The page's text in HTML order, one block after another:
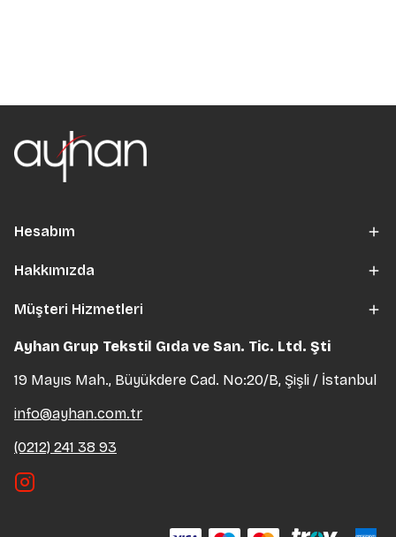
Hesabım
Hakkımızda
Müşteri Hizmetleri
Ayhan Grup Tekstil Gıda ve San. Tic. Ltd. Şti
19 Mayıs Mah., Büyükdere Cad. No:20/B, Şişli / İstanbul
info@ayhan.com.tr
(0212) 241 38 93